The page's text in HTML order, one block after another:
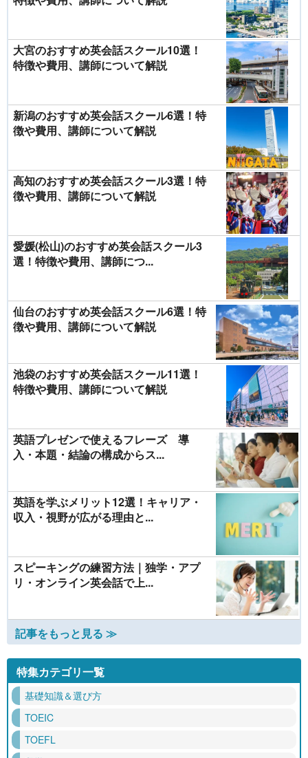
大宮のおすすめ英会話スクール10選！
特徴や費用、講師について解説
新潟のおすすめ英会話スクール6選！特
徴や費用、講師について解説
高知のおすすめ英会話スクール3選！特
徴や費用、講師について解説
愛媛(松山)のおすすめ英会話スクール3
選！特徴や費用、講師につ...
仙台のおすすめ英会話スクール6選！特
徴や費用、講師について解説
池袋のおすすめ英会話スクール11選！
特徴や費用、講師について解説
英語プレゼンで使えるフレーズ 導
入・本題・結論の構成からス...
英語を学ぶメリット12選！キャリア・
収入・視野が広がる理由と...
スピーキングの練習方法｜独学・アプ
リ・オンライン英会話で上...
記事をもっと見る ≫
特集カテゴリ一覧
基礎知識＆選び方
TOEIC
TOEFL